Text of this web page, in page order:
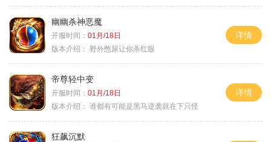
幽幽杀神恶魔
开服时间： 01月/18日
版本介绍：
野外憋尿让你杀红眼
详情
帝尊轻中变
开服时间： 01月/18日
版本介绍： 谁都有可能是黑马逆袭就在下只怪
详情
狂飙沉默